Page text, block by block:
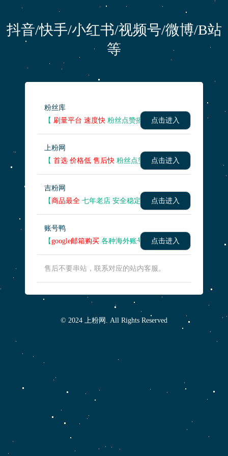
抖音/快手/小红书/视频号/微博/B站
等
粉丝库
【 刷量平台 速度快 粉丝点赞播放量 】
点击进入
上粉网
【首选 价格低 售后快 粉丝点赞播放量 】
点击进入
吉粉网
【商品最全 七年老店 安全稳定】 点击进入
账号鸭
【google邮箱购买 各种海外账号】 点击进入
售后不要串站，联系对应的站内客服。
© 2024 上粉网. All Rights Reserved